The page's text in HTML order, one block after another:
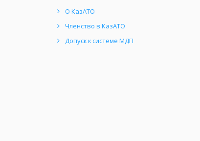
О КазАТО
Членство в КазАТО
Допуск к системе МДП